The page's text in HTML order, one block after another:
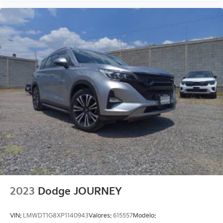
2023 Dodge JOURNEY
VIN: LMWDT1G8XP1140943Valores: 615557Modelo: